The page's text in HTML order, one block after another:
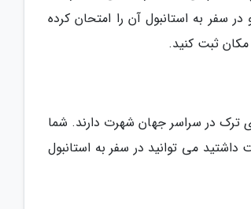
سفر به استانبول آن را امتحان کرده
مکان ثبت کنید.
ترک در سراسر جهان شهرت دارند. شما
می توانید در سفر به استانبول